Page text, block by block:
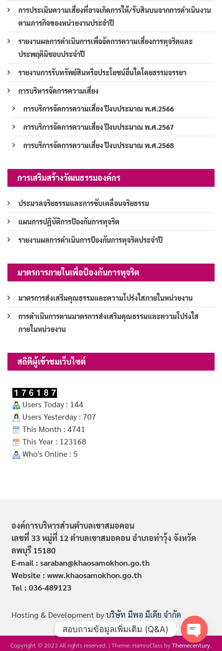
การประเมินความเสี่ยงที่อาจเกิดการให้/รับสินบนจากการดำเนินงาน
ตามภารกิจของหน่วยงานประจำปี
รายงานผลการดำเนินการเพื่อจัดการความเสี่ยงการทุจริตและ
ประพฤติมิชอบประจำปี
รายงานการรับทรัพย์สินหรือประโยชน์อื่นใดโดยธรรมจรรยา
การบริหารจัดการความเสี่ยง
การบริการจัดการความเสี่ยง ปีงบประมาณ พ.ศ.2566
การบริการจัดการความเสี่ยง ปีงบประมาณ พ.ศ.2567
การบริการจัดการความเสี่ยง ปีงบประมาณ พ.ศ.2568
การเสริมสร้างวัฒนธรรมองค์กร
ประมวลจริยธรรมและการขับเคลื่อนจริยธรรม
แผนการปฏิบัติการป้องกันการทุจริต
รายงานผลการดำเนินการป้องกันการทุจริตประจำปี
มาตรการภายในเพื่อป้องกันการทุจริต
มาตรการส่งเสริมคุณธรรมและความโปร่งใสภายในหน่วยงาน
การดำเนินการตามมาตรการส่งเสริมคุณธรรมและความโปร่งใส
ภายในหน่วยงาน
สถิติผู้เข้าชมเว็บไซต์
Users Today : 144
Users Yesterday : 707
This Month : 4741
This Year : 123168
Who's Online : 5
องค์การบริหารส่วนตำบลเขาสมอคอน
เลขที่ 33 หมู่ที่ 12 ตำบลเขาสมอคอน อำเภอท่าวุ้ง จังหวัด
ลพบุรี 15180
E-mail : saraban@khaosamokhon.go.th
Website : www.khaosamokhon.go.th
Tel : 036-489123
Hosting & Development byบริษัท มีพอ มีเดีย จำกัด
Copyright © 2023 All rights reserved. | Theme: HamroClass byThemecentury.
สอบถามข้อมูลเพิ่มเติม (Q&A)
Open